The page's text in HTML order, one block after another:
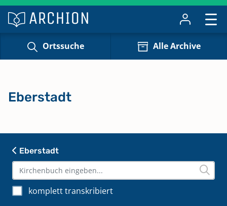
Ortssuche Alle Archive
Eberstadt
komplett transkribiert
Eberstadt